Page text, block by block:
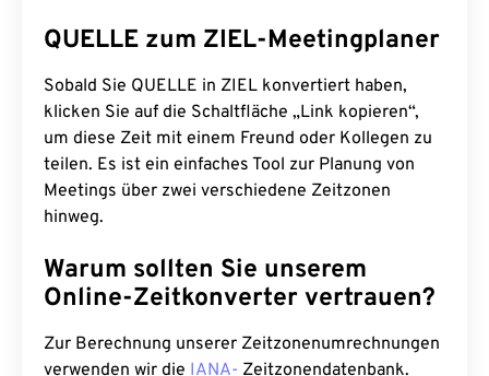
QUELLE zum ZIEL-Meetingplaner
Sobald Sie QUELLE in ZIEL konvertiert haben,
klicken Sie auf die Schaltfläche „Link kopieren“,
um diese Zeit mit einem Freund oder Kollegen zu
teilen. Es ist ein einfaches Tool zur Planung von
Meetings über zwei verschiedene Zeitzonen
hinweg.
Warum sollten Sie unserem
Online-Zeitkonverter vertrauen?
Zur Berechnung unserer Zeitzonenumrechnungen
verwenden wir die IANA- Zeitzonendatenbank.